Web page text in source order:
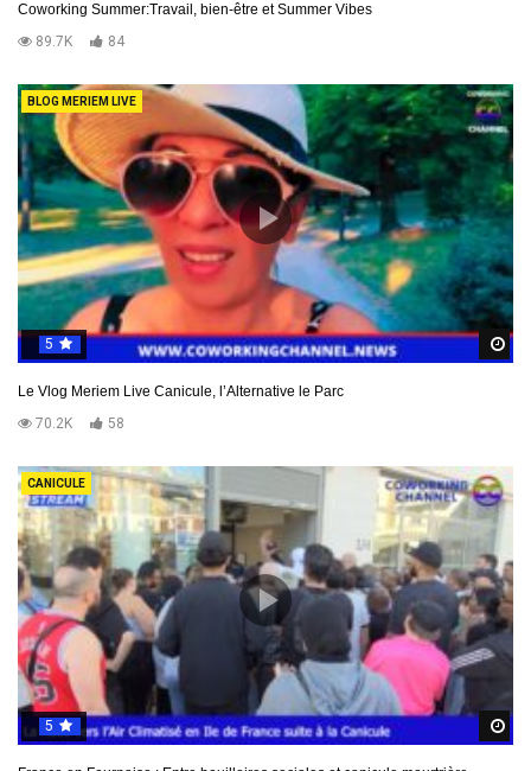
Coworking Summer:Travail, bien-être et Summer Vibes
89.7K
84
BLOG MERIEM LIVE
5
Le Vlog Meriem Live Canicule, l’Alternative le Parc
70.2K
58
CANICULE
5